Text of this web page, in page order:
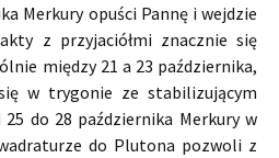
Merkury opuści Pannę i wejdzie
z przyjaciółmi znacznie się
między 21 a 23 października,
w trygonie ze stabilizującym
do 28 października Merkury w
do Plutona pozwoli z